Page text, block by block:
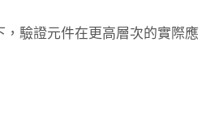
驗證元件在更高層次的實際應